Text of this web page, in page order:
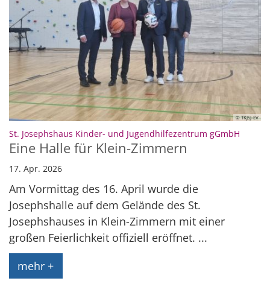
© TKJSJ-EV
St. Josephshaus Kinder- und Jugendhilfezentrum gGmbH
Eine Halle für Klein-Zimmern
17. Apr. 2026
Am Vormittag des 16. April wurde die
Josephshalle auf dem Gelände des St.
Josephshauses in Klein-Zimmern mit einer
großen Feierlichkeit offiziell eröffnet. ...
mehr +